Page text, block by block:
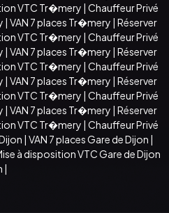
VTC Tr�mery | Chauffeur Privé
| VAN 7 places Tr�mery | Réserver
VTC Tr�mery | Chauffeur Privé
| VAN 7 places Tr�mery | Réserver
VTC Tr�mery | Chauffeur Privé
| VAN 7 places Tr�mery | Réserver
VTC Tr�mery | Chauffeur Privé
| VAN 7 places Tr�mery | Réserver
VTC Tr�mery | Chauffeur Privé
| VAN 7 places Gare de Dijon |
à disposition VTC Gare de Dijon
|